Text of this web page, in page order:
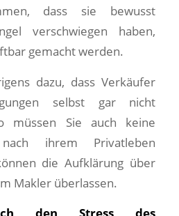
dass sie bewusst
verschwiegen haben,
gemacht werden.
dazu, dass Verkäufer
selbst gar nicht
müssen Sie auch keine
ihrem Privatleben
die Aufklärung über
Makler überlassen.